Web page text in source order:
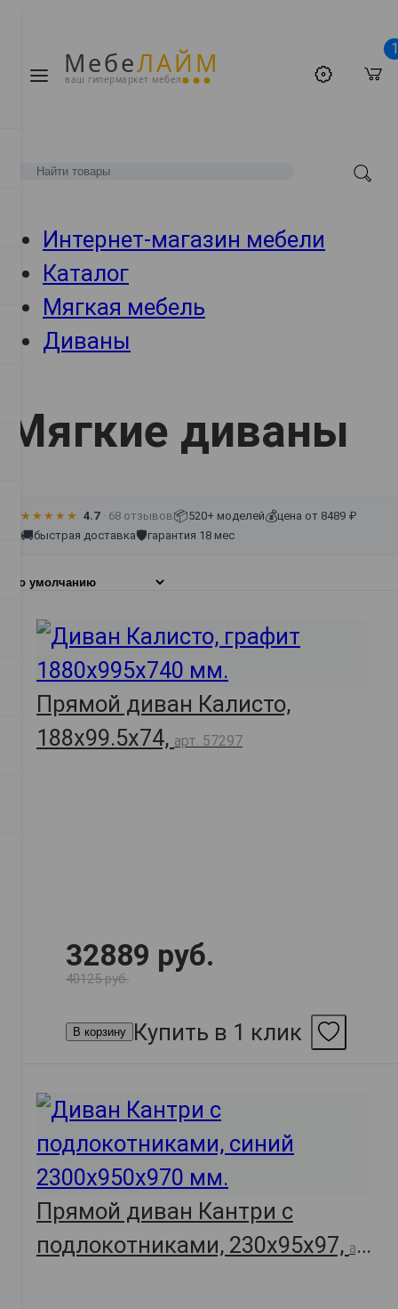
МебеЛАЙМ
ваш гипермаркет мебели
1
Интернет-магазин мебели
Каталог
Мягкая мебель
Диваны
Мягкие диваны
★★★★★ 4.7 · 68 отзывов📦520+ моделей💰цена от 8489 ₽
🚚быстрая доставка🛡гарантия 18 мес
Прямой диван Калисто,
188х99.5х74, арт. 57297
32889 руб.
40125 руб.
В корзину Купить в 1 клик
Прямой диван Кантри с
подлокотниками, 230х95х97, арт.